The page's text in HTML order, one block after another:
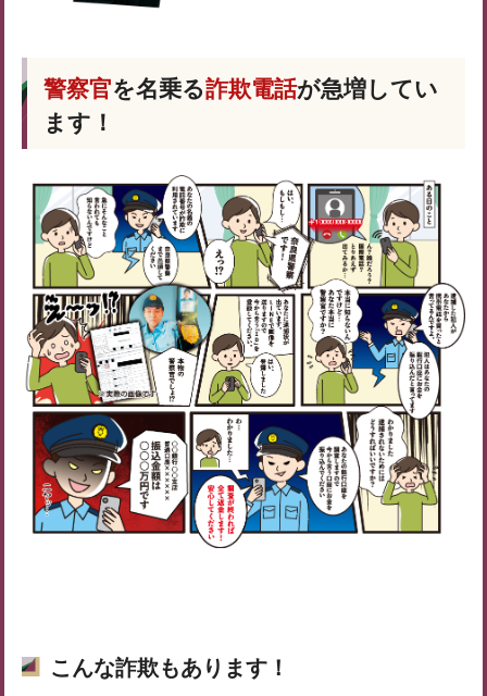
警察官を名乗る詐欺電話が急増してい
ます！
こんな詐欺もあります！